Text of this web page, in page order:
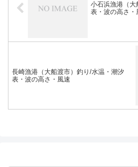
小石浜漁港（
表・波の高さ・
長崎漁港（大船渡市）釣り/水温・潮汐
表・波の高さ・風速